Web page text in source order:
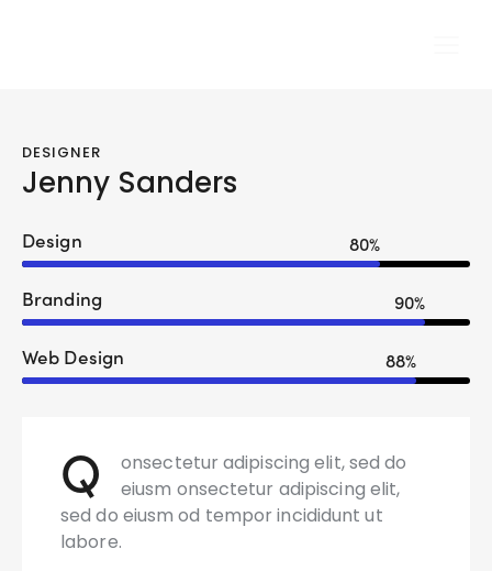
DESIGNER
Jenny Sanders
Design 80%
Branding 90%
Web Design 88%
Q
onsectetur adipiscing elit, sed do
eiusm onsectetur adipiscing elit,
sed do eiusm od tempor incididunt ut
labore.